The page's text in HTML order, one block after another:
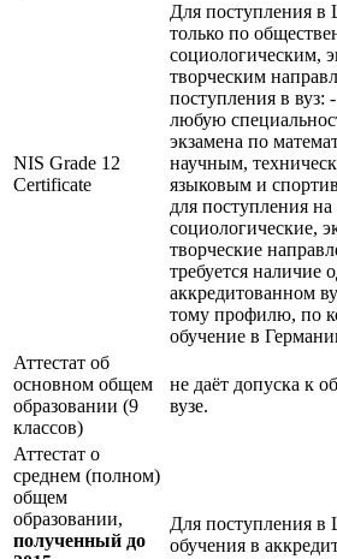
NIS Grade 12
Certificate
Для поступления
только по
социологическим,
творческим
поступления в вуз:
любую
экзамена по
научным,
языковым и
для поступления
социологические,
творческие
требуется наличие
аккредитованном
тому профилю, по
обучение в
Аттестат об
основном общем
образовании (9
классов)
не даёт допуска к
вузе.
Аттестат о
среднем (полном)
общем
образовании,
полученный до
Для поступления в
обучения в